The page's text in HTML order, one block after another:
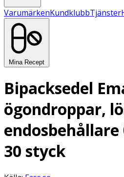
VarumärkenKundklubbTjänster
Mina Recept
Bipacksedel
ögondroppar,
30 styck